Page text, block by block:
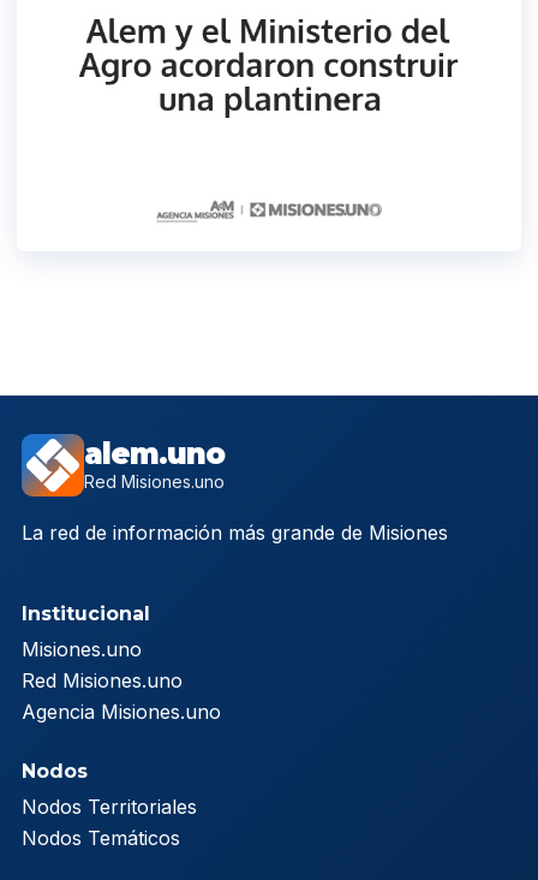
alem.uno
Red Misiones.uno
La red de información más grande de Misiones
Institucional
Misiones.uno
Red Misiones.uno
Agencia Misiones.uno
Nodos
Nodos Territoriales
Nodos Temáticos